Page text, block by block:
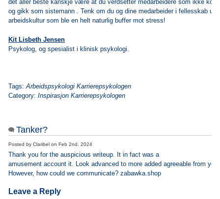
detaller beste kanskje være at du verdsetter medarbeidere som ikke
oggikk som sistemann . Tenk om du og dine medarbeider i fellesskab
arbeidskultursom ble en helt naturlig buffer mot stress!
Kit Lisbeth Jensen
Psykolog, og spesialist i klinisk psykologi.
Tags:Arbeidspsykologi Karrierepsykologen
Category:Inspirasjon Karrierepsykologen
Tanker?
Posted byClaribelon Feb 2nd, 2024
Thank you for the auspicious writeup. It in fact was a
amusement account it. Look advanced to more added agreeable from you!
However, how could we communicate? zabawka.shop
Leave a Reply